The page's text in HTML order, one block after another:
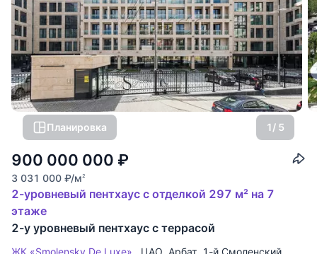
Планировка 1/ 5
900 000 000 ₽
3 031 000 ₽/м2
2-уровневый пентхаус с отделкой 297 м² на 7
этаже
2-у уровневый пентхаус с террасой
ЖК «Smolensky De Luxe» ЦАО, Арбат, 1-й Смоленский